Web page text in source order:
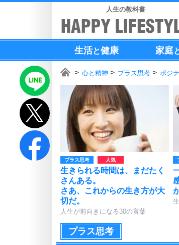
人生の教科書
生活と健康 家庭
心と精神 プラス思考 ポジ
プラス思考
生きられる時間は、まだたく
さんある。
さあ、これからの生き方が大
切だ。
人生が前向きになる30の言葉
プラス思考